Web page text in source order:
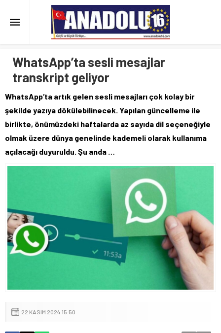
WhatsApp’ta sesli mesajlar
transkript geliyor
WhatsApp‘ta artık gelen sesli mesajları çok kolay bir
şekilde yazıya dökülebilinecek. Yapılan güncelleme ile
birlikte, önümüzdeki haftalarda az sayıda dil seçeneğiyle
olmak üzere dünya genelinde kademeli olarak kullanıma
açılacağı duyuruldu. Şu anda …
22 KASIM 2024 15:50